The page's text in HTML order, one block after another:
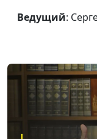
Как я пережила
угона моей
Осталась жива и
задумалась о
Как Бог вернул
Ведущий: